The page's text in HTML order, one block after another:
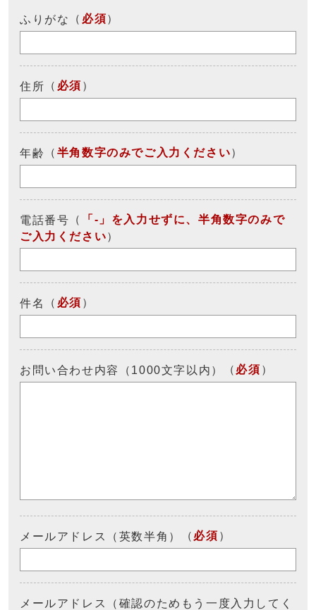
ふりがな （ 必須）
住所 （ 必須 ）
年齢 （ 半角数字のみでご入力ください）
電話番号 （
「-」を入力せずに、半角数字のみで
ご入力ください）
件名 （ 必須 ）
お問い合わせ内容（1000文字以内） （ 必須 ）
メールアドレス（英数半角） （ 必須 ）
メールアドレス（確認のためもう一度入力してく